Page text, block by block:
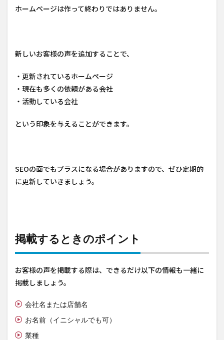
ホームページは作って終わりではありません。
新しいお客様の声を追加することで、
・更新されているホームページ
・現在も多くの依頼がある会社
・活動している会社
という印象を与えることができます。
SEOの面でもプラスになる場合がありますので、ぜひ定期的
に更新していきましょう。
掲載するときのポイント
お客様の声を掲載する際は、できるだけ以下の情報も一緒に
掲載しましょう。
会社名または店舗名
お名前（イニシャルでも可）
業種